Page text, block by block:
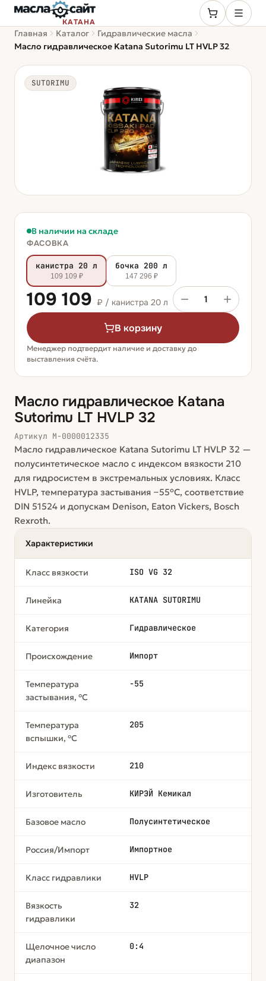
КАТАНА
Главная Каталог
Гидравлические масла
Масло гидравлическое Katana Sutorimu LT HVLP 32
SUTORIMU
Масло гидравлическое Katana
Sutorimu LT HVLP 32
Артикул М-0000012335
Масло гидравлическое Katana Sutorimu LT HVLP 32 —
полусинтетическое масло с индексом вязкости 210
для гидросистем в экстремальных условиях. Класс
HVLP, температура застывания −55°C, соответствие
DIN 51524 и допускам Denison, Eaton Vickers, Bosch
Rexroth.
Характеристики
Класс вязкости ISO VG 32
Линейка KATANA SUTORIMU
Категория Гидравлическое
Происхождение Импорт
Температура
застывания, °C
-55
Температура
вспышки, °C
205
Индекс вязкости 210
Изготовитель КИРЭЙ Кемикал
Базовое масло Полусинтетическое
Россия/Импорт Импортное
Класс гидравлики HVLP
Вязкость
гидравлики
32
Щелочное число
диапазон
0:4
В наличии на складе
ФАСОВКА
канистра 20 л
109 109 ₽
бочка 200 л
147 296 ₽
109 109 ₽ / канистра 20 л 1
В корзину
Менеджер подтвердит наличие и доставку до
выставления счёта.